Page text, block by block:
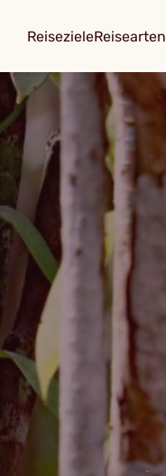
ReisezieleReisearten